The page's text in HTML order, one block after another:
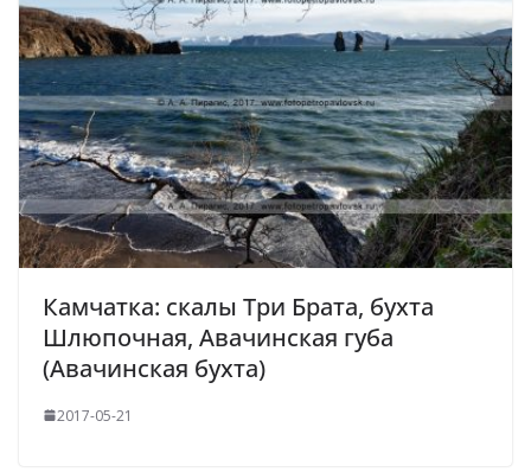
Камчатка: скалы Три Брата, бухта
Шлюпочная, Авачинская губа
(Авачинская бухта)
2017-05-21